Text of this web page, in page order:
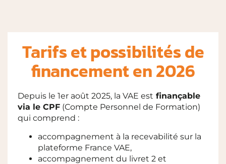
Tarifs et possibilités de
financement en 2026
Depuis le 1er août 2025, la VAE est finançable
via le CPF (Compte Personnel de Formation)
qui comprend :
accompagnement à la recevabilité sur la
plateforme France VAE,
accompagnement du livret 2 et